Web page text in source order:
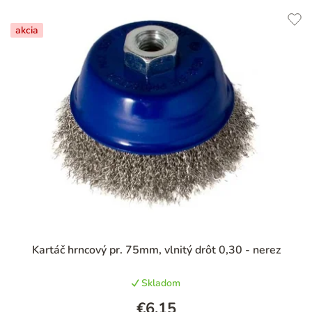
akcia
Kartáč hrncový pr. 75mm, vlnitý drôt 0,30 - nerez
hodnotenie
je
3,0
Skladom